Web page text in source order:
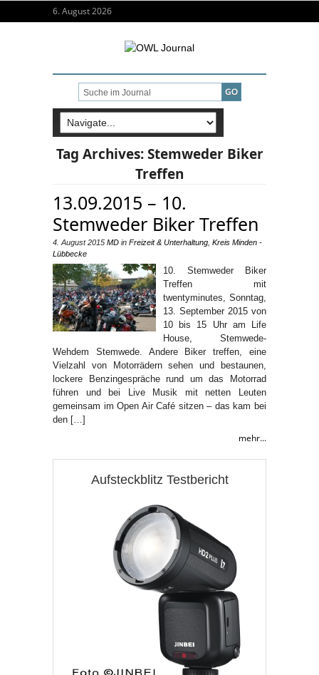
6. August 2026
Tag Archives:Stemweder Biker
Treffen
13.09.2015 – 10.
Stemweder Biker Treffen
4. August 2015 MD in Freizeit & Unterhaltung Kreis Minden -
Lübbecke
10. Stemweder Biker
Treffen mit
twentyminutes, Sonntag,
13. September 2015 von
10 bis 15 Uhr am Life
House, Stemwede-
Wehdem Stemwede. Andere Biker treffen, eine
Vielzahl von Motorrädern sehen und bestaunen,
lockere Benzingespräche rund um das Motorrad
führen und bei Live Musik mit netten Leuten
gemeinsam im Open Air Café sitzen – das kam bei
den […]
mehr...
Aufsteckblitz Testbericht